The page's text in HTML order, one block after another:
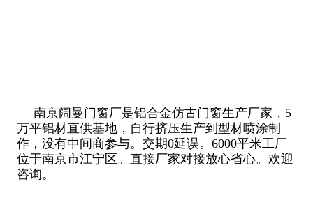
南京阔曼门窗厂是铝合金仿古门窗生产厂家，5
万平铝材直供基地，自行挤压生产到型材喷涂制
作，没有中间商参与。交期0延误。6000平米工厂
位于南京市江宁区。直接厂家对接放心省心。欢迎
咨询。